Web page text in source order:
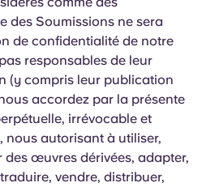
des Soumissions ne sera
de confidentialité de notre
responsables de leur
(y compris leur publication
accordez par la présente
irrévocable et
nous autorisant à utiliser,
des œuvres dérivées, adapter,
vendre, distribuer,